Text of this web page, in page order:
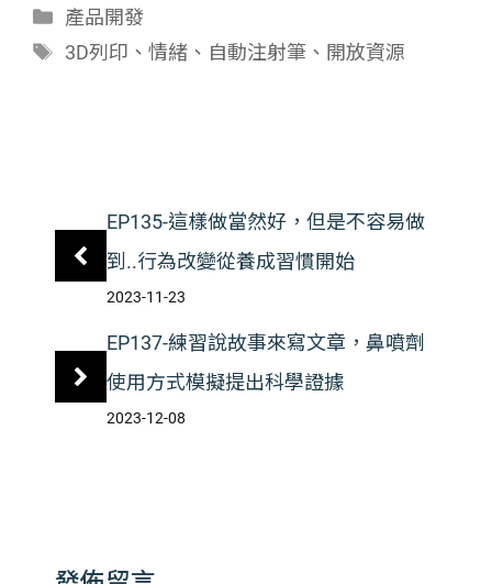
分
類
產品開發
標
3D列印 、 情緒、 自動注射筆 、 開放資源
EP135-這樣做當然好，但是不容易做
到..行為改變從養成習慣開始
2023-11-23
EP137-練習說故事來寫文章，鼻噴劑
使用方式模擬提出科學證據
2023-12-08